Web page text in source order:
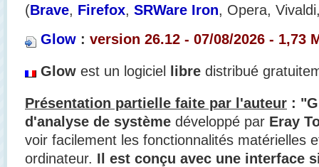
(Brave, Firefox, SRWare Iron, Opera,
Glow : version 26.12 - 07/08/2026 - 1,73
Glow est un logiciel libre distribué
Présentation partielle faite par l'auteur :
d'analyse de système développé par Eray
voir facilement les fonctionnalités matérielles
ordinateur. Il est conçu avec une interface